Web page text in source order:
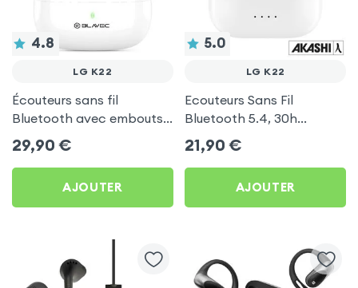
4.8
LG K22
Écouteurs sans fil
Bluetooth avec embouts
intra-auriculaires - Blanc
pour LG K22
29,90 €
AJOUTER
5.0
LG K22
Ecouteurs Sans Fil
Bluetooth 5.4, 30h
d'autonomie, Son Stéréo,
Akashi - Blanc pour LG
K22
21,90 €
AJOUTER